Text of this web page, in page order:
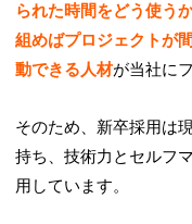
られた時間をどう使う
組めばプロジェクトが
動できる人材が当社に
そのため、新卒採用は
持ち、技術力とセルフ
用しています。